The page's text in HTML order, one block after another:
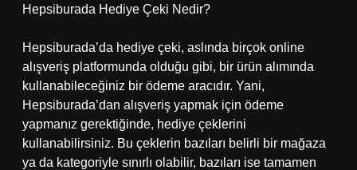
Hepsiburada Hediye Çeki Nedir?
Hepsiburada’da hediye çeki, aslında birçok online
alışveriş platformunda olduğu gibi, bir ürün alımında
kullanabileceğiniz bir ödeme aracıdır. Yani,
Hepsiburada’dan alışveriş yapmak için ödeme
yapmanız gerektiğinde, hediye çeklerini
kullanabilirsiniz. Bu çeklerin bazıları belirli bir mağaza
ya da kategoriyle sınırlı olabilir, bazıları ise tamamen